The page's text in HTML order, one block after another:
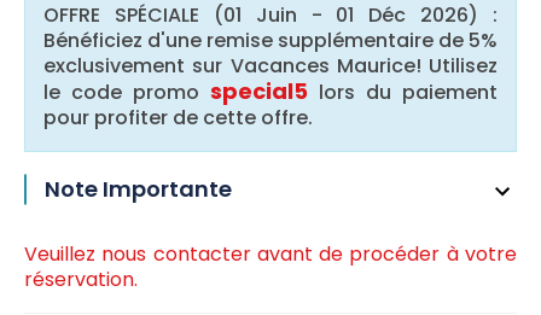
OFFRE SPÉCIALE (01 Juin - 01 Déc 2026) :
Bénéficiez d'une remise supplémentaire de 5%
exclusivement sur Vacances Maurice! Utilisez
le code promo special5 lors du paiement
pour profiter de cette offre.
Note Importante
Veuillez nous contacter avant de procéder à votre
réservation.